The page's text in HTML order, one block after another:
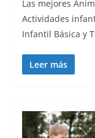
Las mejores
Actividades
Infantil Básica y
Leer más